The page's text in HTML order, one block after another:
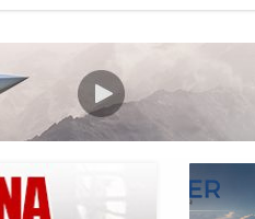
Gazeteci Olmaya Çalışıyor!